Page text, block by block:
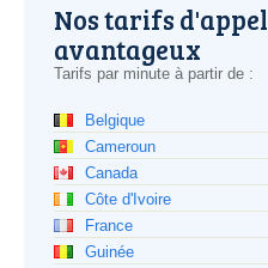
Nos tarifs d'appel
avantageux
Tarifs par minute à partir de :
Belgique
Cameroun
Canada
Côte d'Ivoire
France
Guinée